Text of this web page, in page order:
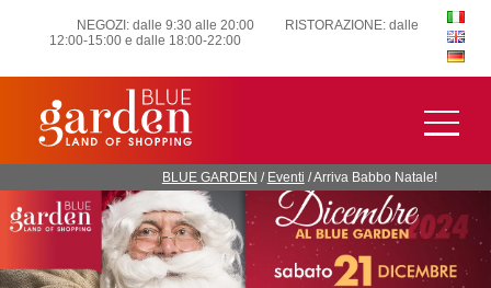
NEGOZI: dalle 9:30 alle 20:00
RISTORAZIONE: dalle
12:00-15:00 e dalle 18:00-22:00
BLUE GARDEN / Eventi /Arriva Babbo Natale!